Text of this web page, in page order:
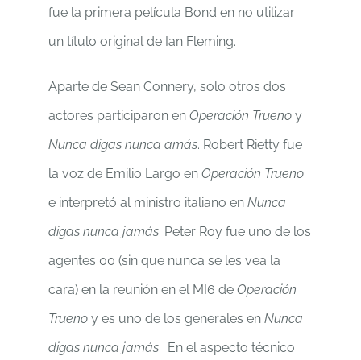
fue la primera película Bond en no utilizar
un título original de Ian Fleming.
Aparte de Sean Connery, solo otros dos
actores participaron en Operación Trueno y
Nunca digas nunca amás. Robert Rietty fue
la voz de Emilio Largo en Operación Trueno
e interpretó al ministro italiano en Nunca
digas nunca jamás. Peter Roy fue uno de los
agentes 00 (sin que nunca se les vea la
cara) en la reunión en el MI6 de Operación
Trueno y es uno de los generales en Nunca
digas nunca jamás. En el aspecto técnico